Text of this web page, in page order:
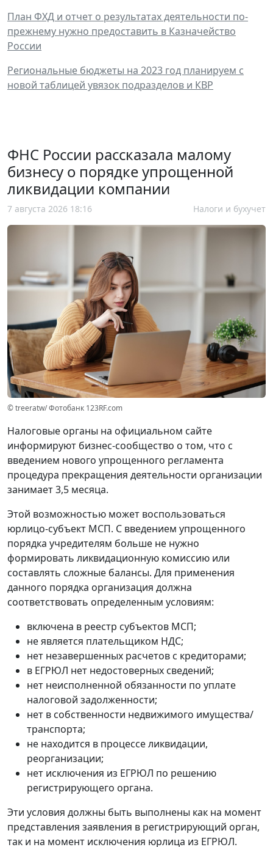
План ФХД и отчет о результатах деятельности по-
прежнему нужно предоставить в Казначейство
России
Региональные бюджеты на 2023 год планируем с
новой таблицей увязок подразделов и КВР
ФНС России рассказала малому
бизнесу о порядке упрощенной
ликвидации компании
7 августа 2026 18:16 Налоги и бухучет
© treeratw/ Фотобанк 123RF.com
Налоговые органы на официальном сайте
информируют бизнес-сообщество о том, что с
введением нового упрощенного регламента
процедура прекращения деятельности организации
занимает 3,5 месяца.
Этой возможностью может воспользоваться
юрлицо-субъект МСП. С введением упрощенного
порядка учредителям больше не нужно
формировать ликвидационную комиссию или
составлять сложные балансы. Для применения
данного порядка организация должна
соответствовать определенным условиям:
включена в реестр субъектов МСП;
не является плательщиком НДС;
нет незавершенных расчетов с кредиторами;
в ЕГРЮЛ нет недостоверных сведений;
нет неисполненной обязанности по уплате
налоговой задолженности;
нет в собственности недвижимого имущества/
транспорта;
не находится в процессе ликвидации,
реорганизации;
нет исключения из ЕГРЮЛ по решению
регистрирующего органа.
Эти условия должны быть выполнены как на момент
представления заявления в регистрирующий орган,
так и на момент исключения юрлица из ЕГРЮЛ.